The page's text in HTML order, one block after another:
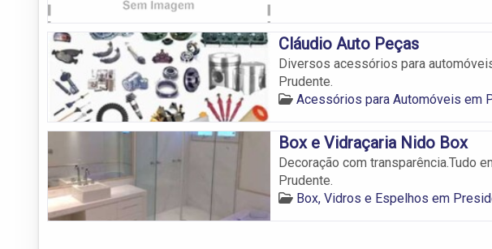
Cláudio Auto Peças
Diversos acessórios para
Prudente.
Acessórios para Automóveis em
Box e Vidraçaria Nido Box
Decoração com transparência.Tudo
Prudente.
Box, Vidros e Espelhos em